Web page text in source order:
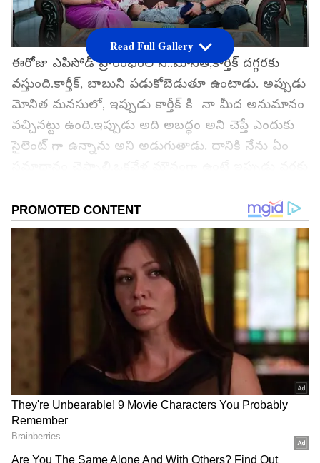
ఈరోజు ఎపిసోడ్ ప్రారంభంలోనే..మోనిత,కార్తీక్ దగ్గరకు
వస్తుంది.కార్తీక్, బాబుని పడుకోబెడుతూ ఉంటాడు. అప్పుడు
మోనిత మనసులో, ఇప్పుడు కార్తీక్ కి నా మీద అనుమానం
వచ్చినట్టు ఉంది.ఇప్పుడు అది అబద్ధం అని చెప్తే ఎందుకు
సైలెంట్ గా ఉన్నాను అని అడుగుతాడు. దానికి నేను ఏం
సద్ది చెప్పాలి అని కార్తీక్ దగ్గరికి వెళ్తుంది మోనిత. వెళ్ళిన
తర్వాత కార్తీక్ తో, కార్తీక్ నువ్వు అనుకున్నది ఇక్కడ
జరగడం లేదు నీకు నామీద నమ్మకం ఉంది కదా అని
అనగా, దేని గురించి మాట్లాడుతున్నావు అని కార్తీక్
అడుగుతాడు. దుర్గ విషయంలో కార్తీక్ అని అంటుంది
మోనిత. గుమ్మడికాయ దొంగ ఎవరంటే భుజం తడుక్కున్నట్టు
నేను నిన్ను ఏమీ అడగకుండానే ఎందుకు అలా
అవుతున్నావు అని అంటాడు కార్తీక్.
గూగుల్‌లో ఆసక్తికరమైన సమాచారం కోసం ఏసియానెట్ తెలుగు
ను మీ ఫ్రిఫర్డ్ సోర్స్ గా ఎంచుకోండి
Read Full Gallery